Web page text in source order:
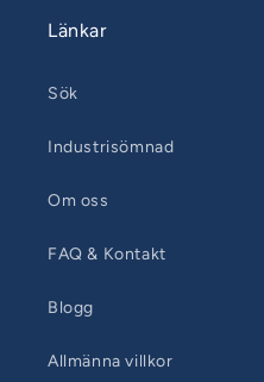
Länkar
Sök
Industrisömnad
Om oss
FAQ & Kontakt
Blogg
Allmänna villkor